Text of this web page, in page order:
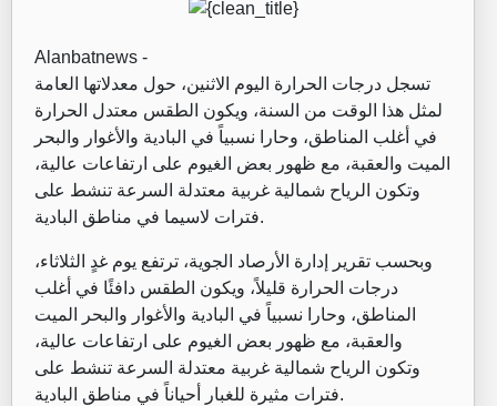
Alanbatnews -
تسجل درجات الحرارة اليوم الاثنين، حول معدلاتها العامة
لمثل هذا الوقت من السنة، ويكون الطقس معتدل الحرارة
في أغلب المناطق، وحارا نسبياً في البادية والأغوار والبحر
الميت والعقبة، مع ظهور بعض الغيوم على ارتفاعات عالية،
وتكون الرياح شمالية غربية معتدلة السرعة تنشط على
فترات لاسيما في مناطق البادية.
وبحسب تقرير إدارة الأرصاد الجوية، ترتفع يوم غدٍ الثلاثاء،
درجات الحرارة قليلاً، ويكون الطقس دافئًا في أغلب
المناطق، وحارا نسبياً في البادية والأغوار والبحر الميت
والعقبة، مع ظهور بعض الغيوم على ارتفاعات عالية،
وتكون الرياح شمالية غربية معتدلة السرعة تنشط على
فترات مثيرة للغبار أحياناً في مناطق البادية.